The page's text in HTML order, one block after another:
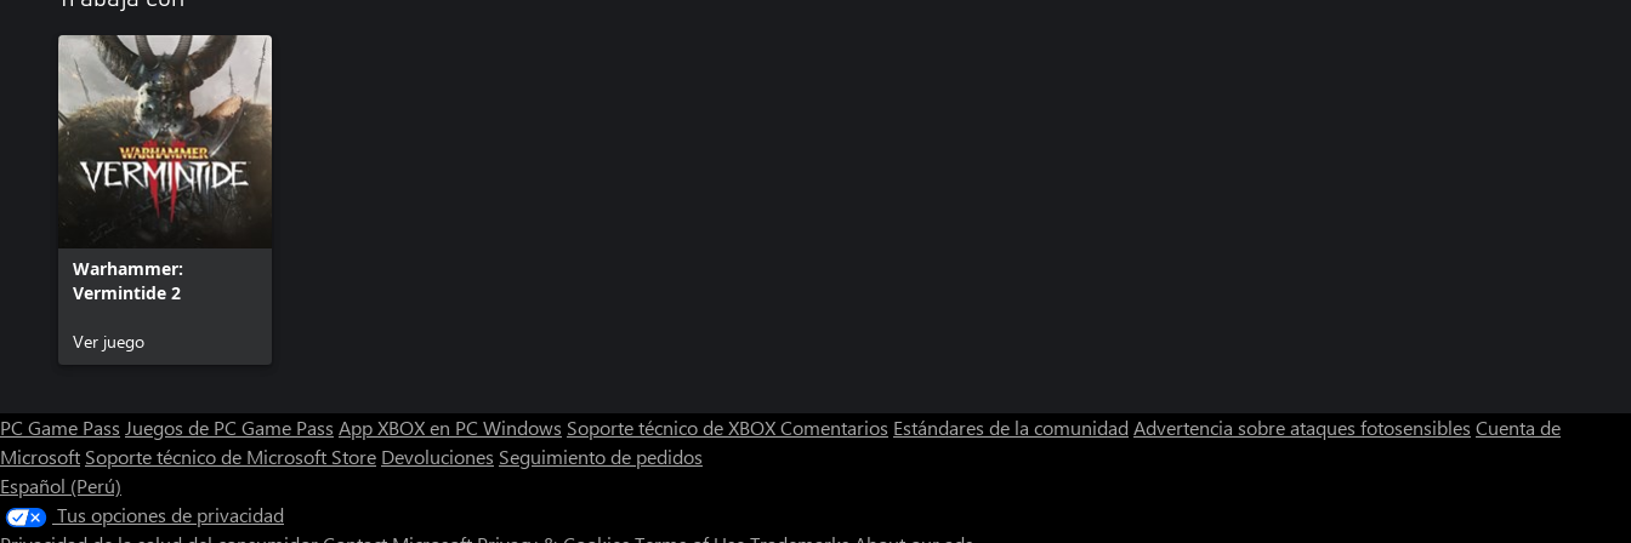
Victor Saltzpyre: Sacerdote guerrero
2 nuevos aspectos de personaje
2 nuevas variaciones de color del aspecto de personaje
4 nuevos sombreros
5 nuevas ilusiones del Martillo partecráneos
5 nuevas ilusiones del Gran martillo calculador
5 ilusiones de los dos Martillos partecráneos
5 ilusiones del Partecráneos y el escudo
5 ilusiones del Partecráneos y el Tomo bendecido
5 ilusiones del Mayal y el escudo
1 nuevo portarretrato animado
6 pinturas exclusivas
Warhammer:
Vermintide 2
Ver juego
PC Game Pass Juegos de PC Game Pass App XBOX en PC Windows Soporte técnico de XBOXComentarios Estándares de la comunidad Advertencia sobre ataques fotosensibles Cuenta de
Microsoft Soporte técnico de Microsoft Store Devoluciones Seguimiento de pedidos
Español (Perú)
Tus opciones de privacidad